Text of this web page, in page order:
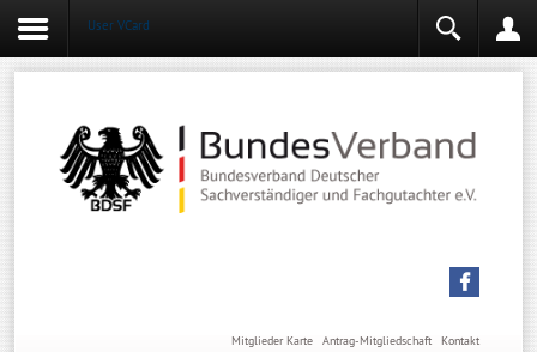
User VCard
Angemeldet bleiben
Kontakt
Antrag-Mitgliedschaft
Mitglieder Karte